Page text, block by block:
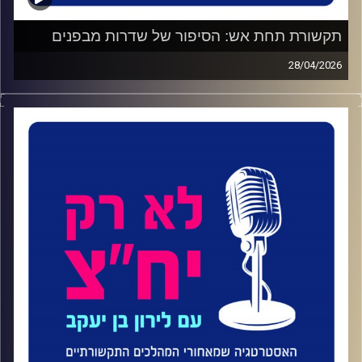
דיברנו גם על ה- 7 באוקטובר, ועל תפקידה של פרופ' נהון
בהקמה והובלה של מערך הנעדרים בחמ״ל האזרחי, רגע שבו
הידע האקדמי שלה בניהול מידע ומערכות מורכבות פגש
מציאות קיצונית בזמן אמת.
וגם: מה האקדמיה עדיין לא עושה מספיק טוב, אילו אנשי
תקשורת יצליחו בעתיד, ולמה בעיניה אי אפשר יותר להפריד בין
חשיבה, מחקר ועשייה.
קרדיט תמונות:ליאת סער
תקשורת תחת אש: הסיפור של שדרות מבפנים
28/04/2026
איך מנהלים תקשורת של עיר שחיה על קו האש?ואיך בונים
תדמית חדשה למציאות שלא באמת משתנה?
ומנהל אגף הדוברות בעירייה בשיחה
של עיר שנמצאת בקו האש ואיך בונים תדמית לעיר במציאות
ב-9 השנים האחרונות ירון עומד בחזית התקשורתית של שדרות.
עיר שחיה בין שגרה לחירום, בין צמיחה אזרחית מתמדת
למציאות ביטחונית מתמשכת, ובין תדמית ציבורית מורכבת
לניסיון לייצר סיפור חדש
איך נראה בפועל התפקיד של דובר עיר בקו האש